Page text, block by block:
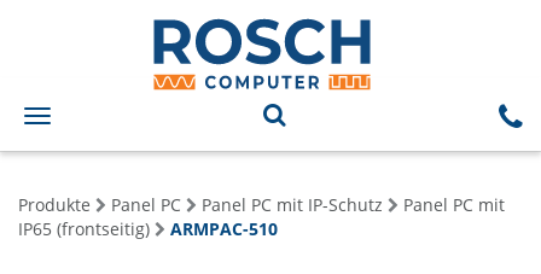
Toggle
navigation
Produkte Panel PC Panel PC mit IP-Schutz
Panel PC mit
IP65 (frontseitig)
ARMPAC-510